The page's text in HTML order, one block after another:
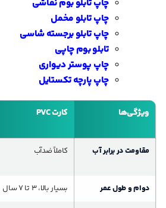
چاپ تابلو بوم نقاشی
چاپ تابلو مخمل
چاپ تابلو برجسته شاسی
تابلو بوم چاپی
چاپ پوستر دیواری
چاپ پارچه تکستایل
ویژگی‌ها کارت PVC
مقاومت در برابر آب کاملاً ضدآب
دوام و طول عمر بسیار بالا، ۳ تا ۷ سال